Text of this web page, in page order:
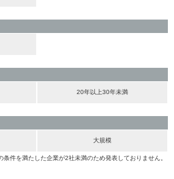
20年以上30年未満
大規模
件を満たした企業が2社未満のため発表しておりません。